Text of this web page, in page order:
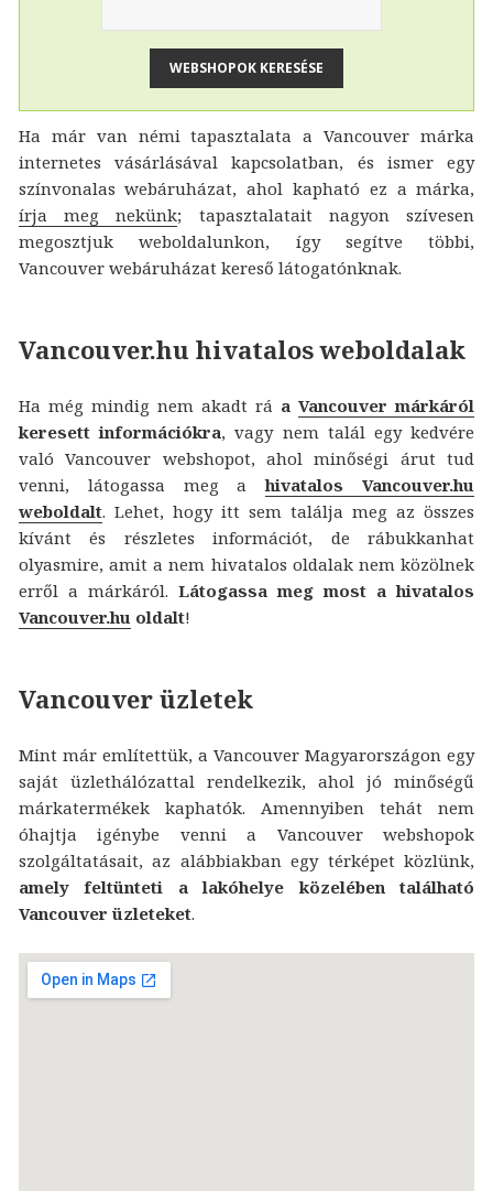
Ha már van némi tapasztalata a Vancouver márka
internetes vásárlásával kapcsolatban, és ismer egy
színvonalas webáruházat, ahol kapható ez a márka,
írja meg nekünk; tapasztalatait nagyon szívesen
megosztjuk weboldalunkon, így segítve többi,
Vancouver webáruházat kereső látogatónknak.
Vancouver.hu hivatalos weboldalak
Ha még mindig nem akadt rá aVancouver márkáról
keresett információkra, vagy nem talál egy kedvére
való Vancouver webshopot, ahol minőségi árut tud
venni, látogassa meg ahivatalos Vancouver.hu
weboldalt. Lehet, hogy itt sem találja meg az összes
kívánt és részletes információt, de rábukkanhat
olyasmire, amit a nem hivatalos oldalak nem közölnek
erről a márkáról. Látogassa meg most a hivatalos
Vancouver.hu oldalt!
Vancouver üzletek
Mint már említettük, a Vancouver Magyarországon egy
saját üzlethálózattal rendelkezik, ahol jó minőségű
márkatermékek kaphatók. Amennyiben tehát nem
óhajtja igénybe venni a Vancouver webshopok
szolgáltatásait, az alábbiakban egy térképet közlünk,
amely feltünteti a lakóhelye közelében található
Vancouver üzleteket.